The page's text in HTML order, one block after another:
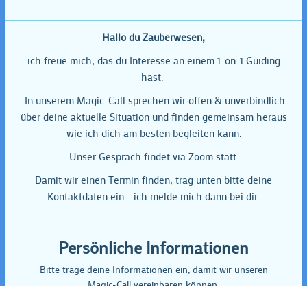
Hallo du Zauberwesen,
ich freue mich, das du Interesse an einem 1-on-1 Guiding
hast.
In unserem Magic-Call sprechen wir offen & unverbindlich
über deine aktuelle Situation und finden gemeinsam heraus
wie ich dich am besten begleiten kann.
Unser Gespräch findet via Zoom statt.
Damit wir einen Termin finden, trag unten bitte deine
Kontaktdaten ein - ich melde mich dann bei dir.
Persönliche Informationen
Bitte trage deine Informationen ein, damit wir unseren